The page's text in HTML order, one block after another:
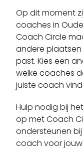
Berkhout
Beverwijk
Blaricum
Bloemendaal
Blokker
Boesingheliede
Bovenkarspel
Breezand
Breukeleveen
Broek In
Op dit moment
coaches in
Coach Circle
andere
past. Kies een
welke coaches
juiste coach
Hulp nodig bij
op met Coach
ondersteunen
coach voor